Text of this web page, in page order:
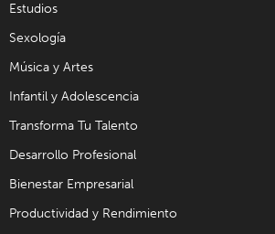
Estudios
Sexología
Música y Artes
Infantil y Adolescencia
Transforma Tu Talento
Desarrollo Profesional
Bienestar Empresarial
Productividad y Rendimiento